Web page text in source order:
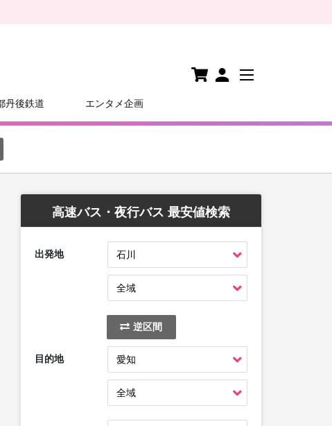
丹後鉄道 エンタメ企画
高速バス・夜行バス 最安値検索
出発地
逆区間
目的地